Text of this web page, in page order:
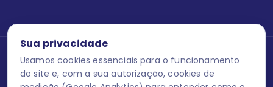
Sua privacidade
Usamos cookies essenciais para o funcionamento
do site e, com a sua autorização, cookies de
Se estiver no programa semprecuidando, comunique aquiuma
reação adversa com os produtos Servier. Este site contém
informações para o público leigo e para os profissionais de saúde